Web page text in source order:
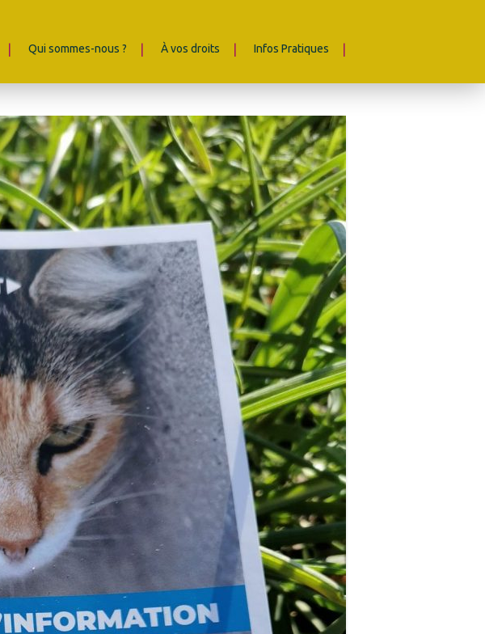
Qui sommes-nous ? À vos droits Infos Pratiques